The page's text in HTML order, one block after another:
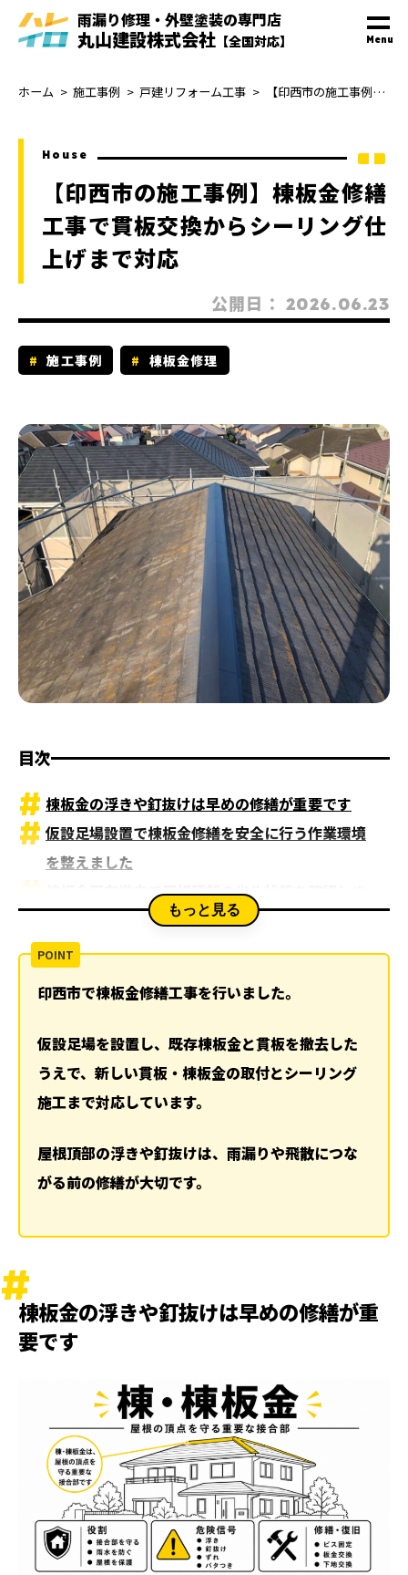
雨漏り修理・外壁塗装の専門店
丸山建設株式会社 【全国対応】 Menu
ホーム 施工事例 戸建リフォーム工事 【印西市の施工事例】棟板金修繕工事で貫板交換からシーリング仕上げまで対応
House
【印西市の施工事例】棟板金修繕
工事で貫板交換からシーリング仕
上げまで対応
公開日：2026.06.23
施工事例 棟板金修理
目次
もっと見る
棟板金の浮きや釘抜けは早めの修繕が重要です
仮設足場設置で棟板金修繕を安全に行う作業環境
を整えました
棟板金既存撤去で屋根頂部の劣化状態を確認しま
貫板既存撤去で固定力が落ちた下地を取り外しま
貫板新規取付で棟板金を固定する下地を作り直し
ました
棟板金新規取付で屋根頂部を雨風から守る納まり
にしました
ました
棟板金被害は火災保険が使える可能性があります
ました
を確認しました
関連記事
ランキング
ハッシュタグ
新着工事
印西市で棟板金修繕工事を行いました。
仮設足場を設置し、既存棟板金と貫板を撤去した
うえで、新しい貫板・棟板金の取付とシーリング
施工まで対応しています。
屋根頂部の浮きや釘抜けは、雨漏りや飛散につな
がる前の修繕が大切です。
棟板金の浮きや釘抜けは早めの修繕が重
要です